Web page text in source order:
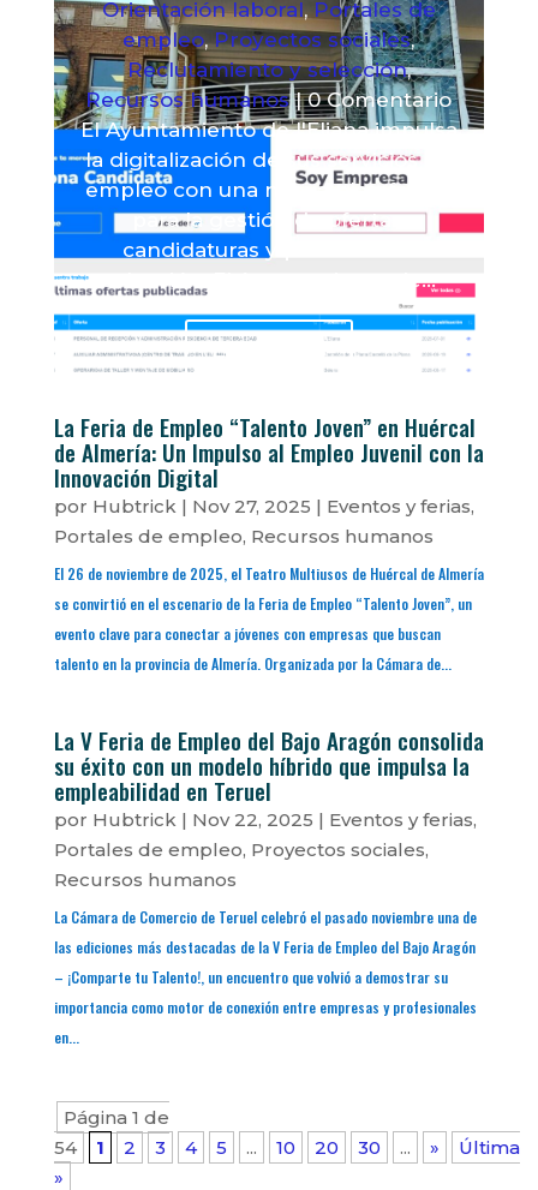
Orientación laboral,Portales de
empleo,Proyectos sociales,
Reclutamiento y selección,
Recursos humanos| 0 Comentario
El Ayuntamiento de l'Eliana impulsa
la digitalización de sus servicios de
empleo con una nueva plataforma
para la gestión de ofertas,
candidaturas y procesos de
selección. El Ayuntamiento de...
Leer más
La Feria de Empleo “Talento Joven” en Huércal
de Almería: Un Impulso al Empleo Juvenil con la
Innovación Digital
por Hubtrick| Nov 27, 2025 | Eventos y ferias,
Portales de empleo, Recursos humanos
El 26 de noviembre de 2025, el Teatro Multiusos de Huércal de Almería
se convirtió en el escenario de la Feria de Empleo “Talento Joven”, un
evento clave para conectar a jóvenes con empresas que buscan
talento en la provincia de Almería. Organizada por la Cámara de...
La V Feria de Empleo del Bajo Aragón consolida
su éxito con un modelo híbrido que impulsa la
empleabilidad en Teruel
por Hubtrick| Nov 22, 2025 | Eventos y ferias,
Portales de empleo, Proyectos sociales,
Recursos humanos
La Cámara de Comercio de Teruel celebró el pasado noviembre una de
las ediciones más destacadas de la V Feria de Empleo del Bajo Aragón
– ¡Comparte tu Talento!, un encuentro que volvió a demostrar su
importancia como motor de conexión entre empresas y profesionales
en...
Página 1 de
54
1 2 3 4 5 ... 10 20 30 ... »
Última
»